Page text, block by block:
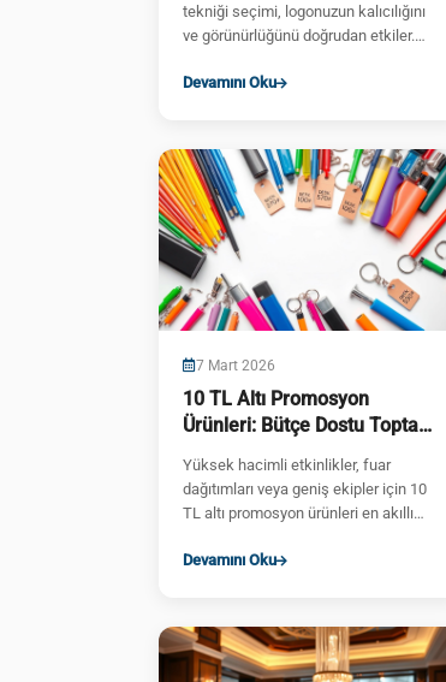
tekniği seçimi, logonuzun kalıcılığını
ve görünürlüğünü doğrudan etkiler.
Devamını Oku
7 Mart 2026
10 TL Altı Promosyon
Ürünleri: Bütçe Dostu Toptan
Yüksek hacimli etkinlikler, fuar
dağıtımları veya geniş ekipler için 10
TL altı promosyon ürünleri en akıllı
Devamını Oku